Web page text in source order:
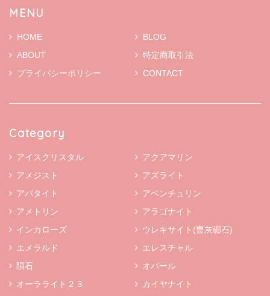
MENU
HOME
BLOG
ABOUT
特定商取引法
プライバシーポリシー
CONTACT
Category
アイスクリスタル
アクアマリン
アメジスト
アズライト
アパタイト
アベンチュリン
アメトリン
アラゴナイト
インカローズ
ウレキサイト(曹灰硼石)
エメラルド
エレスチャル
隕石
オパール
オーラライト２３
カイヤナイト